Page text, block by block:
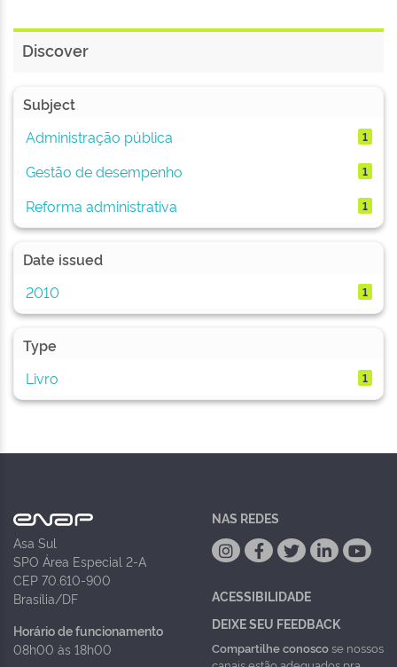
Discover
Subject
Administração pública
1
Gestão de desempenho 1
Reforma administrativa 1
Date issued
2010
1
Type
Livro
1
Asa Sul
SPO Área Especial 2-A
CEP 70.610-900
Brasília/DF
Horário de funcionamento
08h00 às 18h00
NAS REDES
ACESSIBILIDADE
DEIXE SEU FEEDBACK
Compartilhe conoscose nossos